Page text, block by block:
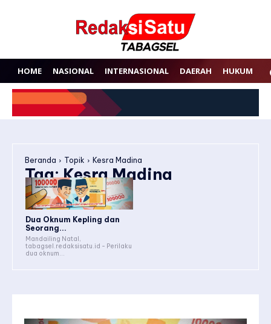
HOME NASIONAL INTERNASIONAL DAERAH HUKUM
Beranda Topik Kesra Madina
Tag:Kesra Madina
Dua Oknum Kepling dan
Seorang...
Mandailing Natal,
tabagsel.redaksisatu.id - Perilaku
dua oknum...